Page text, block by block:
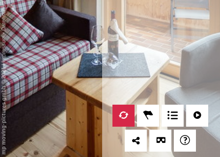
mp moving-pictures gmbh © 2021
/
Impressum
-
Datenschutz